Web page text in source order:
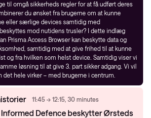
til omgå sikkerheds regler for at få udført deres
du ønsket fra brugerne om at kunne
eller særlige devices samtidig med
mod nutidens trusler? I dette indlæg
Prisma Access Browser kan beskytte data og
samtidig med at give frihed til at kunne
og fra hvilken som helst device. Samtidig viser vi
løsning til at give 3. part sikker adgang. Vi vil
det hele virker – med brugerne i centrum.
11:45 → 12:15, 30 minutes
Informed Defence beskytter Ørsteds